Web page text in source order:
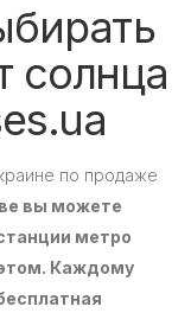
солнца
по продаже
вы можете
метро
Каждому